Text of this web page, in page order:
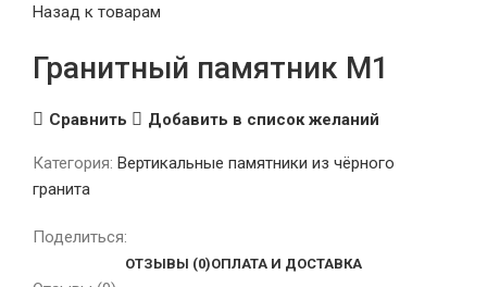
Назад к товарам
Гранитный памятник М1
Сравнить Добавить в список желаний
Категория: Вертикальные памятники из чёрного
гранита
Поделиться:
ОТЗЫВЫ (0)ОПЛАТА И ДОСТАВКА